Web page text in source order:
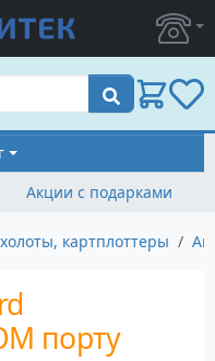
Поиск
Акции с подарками
картплоттеры
порту